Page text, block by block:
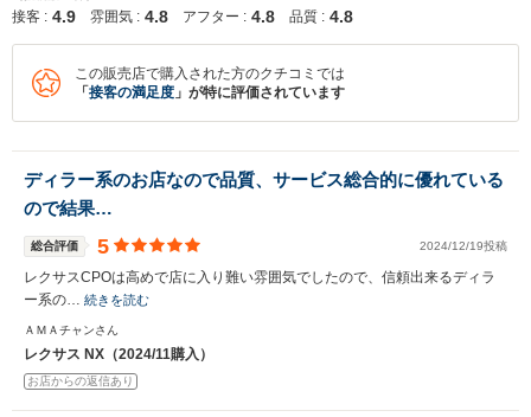
接客 : 4.9 雰囲気 : 4.8 アフター : 4.8 品質 : 4.8
この販売店で購入された方のクチコミでは
「 接客の満足度 」が特に評価されています
ディラー系のお店なので品質、サービス総合的に優れている
ので結果…
総合評価 5 2024/12/19投稿
レクサスCPOは高めで店に入り難い雰囲気でしたので、信頼出来るディラ
ー系の… 続きを読む
ＡＭＡチャンさん
レクサス NX（2024/11購入）
お店からの返信あり